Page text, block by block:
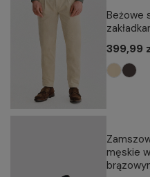
Beżowe
399,99
męskie